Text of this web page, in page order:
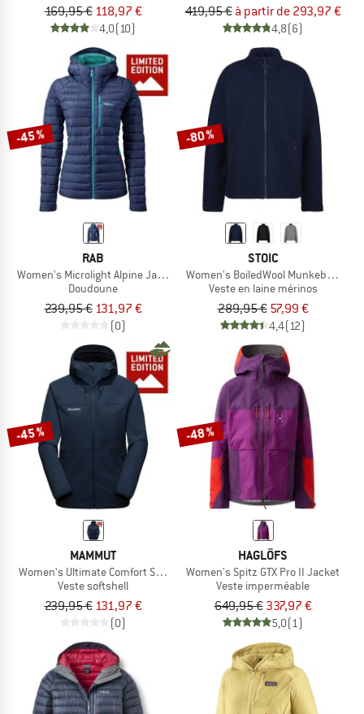
169,95 € 118,97 €
4,0(10)
419,95 € à partir de 293,97 €
4,8(6)
-45 %
RAB
Women's Microlight Alpine Jacket Exclusive
Doudoune
239,95 € 131,97 €
(0)
-80 %
STOIC
Women's BoiledWool MunkebySt.
Veste en laine mérinos
289,95 € 57,99 €
4,4(12)
-45 %
MAMMUT
Women's Ultimate Comfort SO Hooded Jacket Exclusive
Veste softshell
239,95 € 131,97 €
(0)
-48 %
HAGLÖFS
Women's Spitz GTX Pro II Jacket
Veste imperméable
649,95 € 337,97 €
5,0(1)